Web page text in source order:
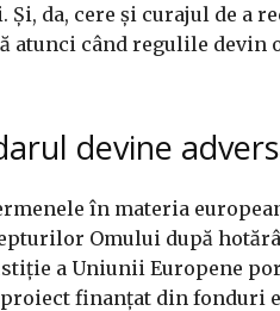
da, cere și curajul de a
atunci când regulile devin
devine
în materia
Omului după
a Uniunii Europene
finanțat din fonduri